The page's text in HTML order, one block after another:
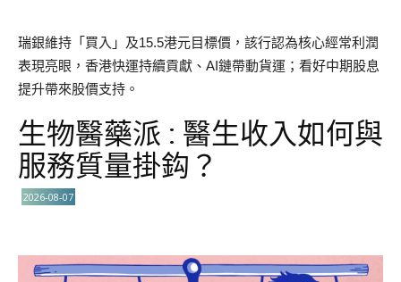
瑞銀維持「買入」及15.5港元目標價，該行認為核心經常利潤
表現亮眼，香港快運持續貢獻、AI鏈帶動貨運；看好中期股息
提升帶來股價支持。
生物醫藥派 : 醫生收入如何與
服務質量掛鈎？
2026-08-07